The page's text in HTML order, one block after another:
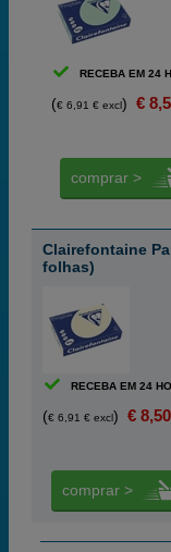
RECEBA EM 24
(€ 6,91 € excl) €
comprar >
Clairefontaine
folhas)
RECEBA EM 24
(€ 6,91 € excl) €
comprar >